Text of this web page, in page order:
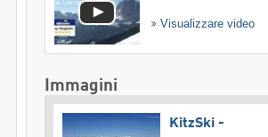
Visualizzare video
Immagini
KitzSki -